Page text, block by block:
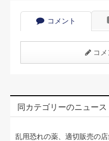
コメント
コメ
同カテゴリーのニュース
乱用恐れの薬、適切販売の